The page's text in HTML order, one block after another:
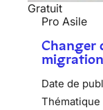
Gratuit
Pro Asile
Changer
Date de
Thématique